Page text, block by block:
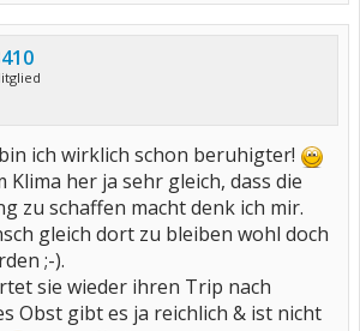
ich wirklich schon beruhigter!
Klima her ja sehr gleich, dass die
zu schaffen macht denk ich mir.
gleich dort zu bleiben wohl doch
;-).
sie wieder ihren Trip nach
Obst gibt es ja reichlich & ist nicht